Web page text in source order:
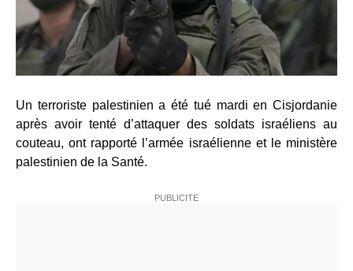
Un terroriste palestinien a été tué mardi en Cisjordanie
après avoir tenté d’attaquer des soldats israéliens au
couteau, ont rapporté l’armée israélienne et le ministère
palestinien de la Santé.